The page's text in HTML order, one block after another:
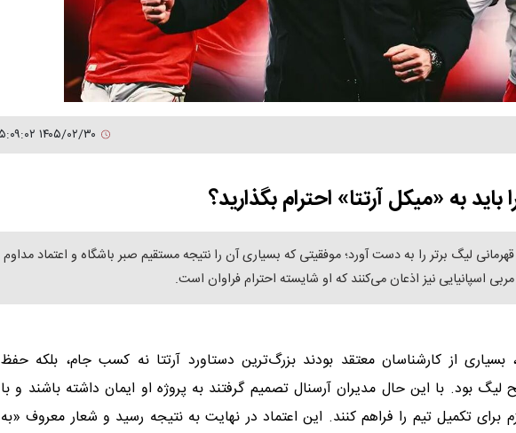
به «میکل آرتتا» احترام بگذارید؟
۲۲ سال انتظار، عنوان قهرمانی لیگ برتر را به دست آورد؛ موفقیتی که بسیاری آن را نتیجه مستقیم صبر باشگاه و اعتماد مداوم
اسپانیایی نیز اذعان می‌کنند که او شایسته احترام فراوان است.
از کارشناسان معتقد بودند بزرگ‌ترین دستاورد آرتتا نه کسب جام، بلکه حفظ
بود. با این حال مدیران آرسنال تصمیم گرفتند به پروژه او ایمان داشته باشند و با
برای تکمیل تیم را فراهم کنند. این اعتماد در نهایت به نتیجه رسید و شعار معروف «به